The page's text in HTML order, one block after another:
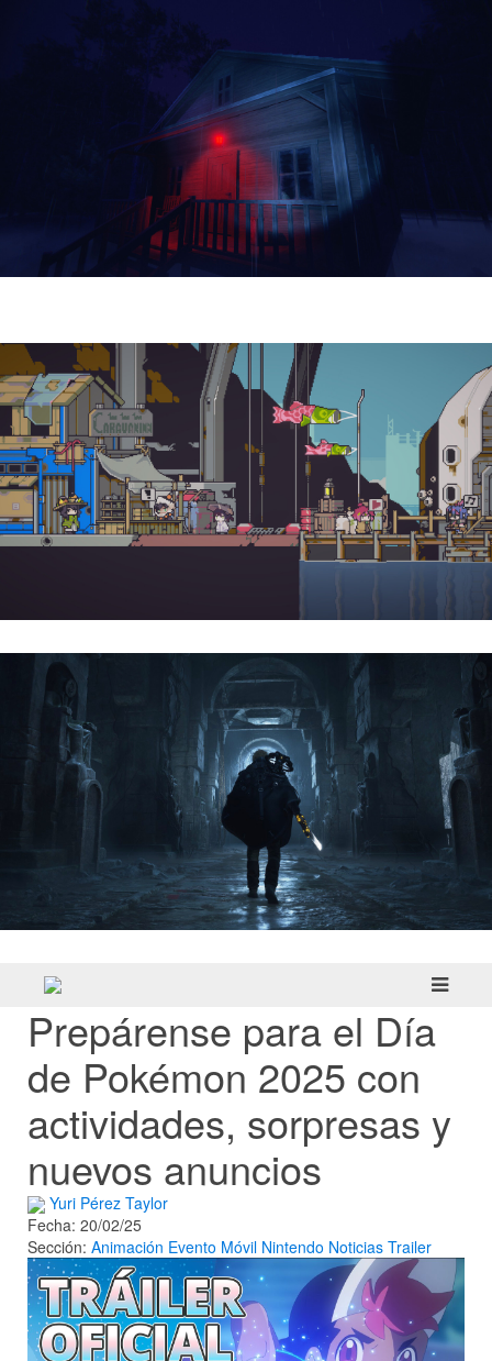
Prepárense para el Día
de Pokémon 2025 con
actividades, sorpresas y
nuevos anuncios
Yuri Pérez Taylor
Fecha: 20/02/25
Sección: Animación Evento Móvil Nintendo Noticias Trailer